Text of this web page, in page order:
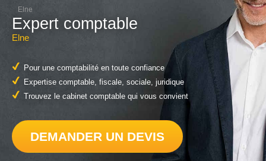
Elne
Expert comptable
Elne
Pour une comptabilité en toute confiance
Expertise comptable, fiscale, sociale, juridique
Trouvez le cabinet comptable qui vous convient
DEMANDER UN DEVIS